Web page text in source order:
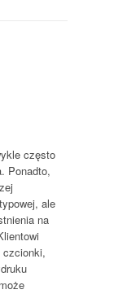
często
Ponadto,
ale
na
czcionki,